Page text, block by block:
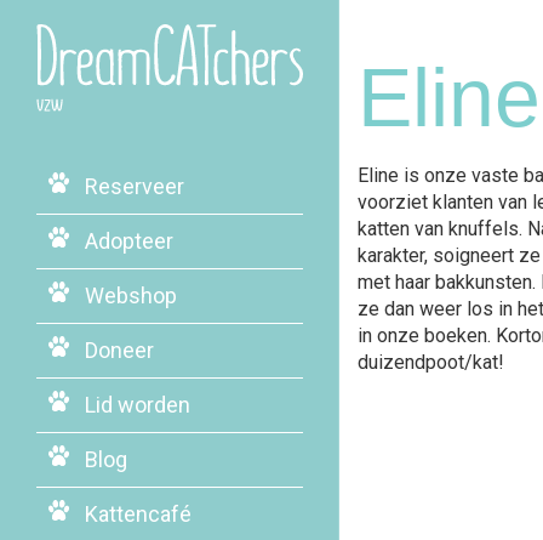
Reserveer
Adopteer
Webshop
Doneer
Lid worden
Blog
Kattencafé
Eline
Eline is onze vaste
voorziet klanten van
katten van knuffels.
karakter, soigneert
met haar
ze dan weer los in
in onze boeken.
duizendpoot/kat!